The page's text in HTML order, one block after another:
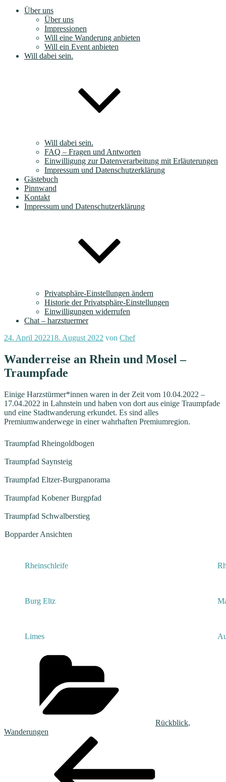
Über uns
Über uns
Impressionen
Will eine Wanderung anbieten
Will ein Event anbieten
Will dabei sein.
Will dabei sein.
FAQ – Fragen und Antworten
Einwilligung zur Datenverarbeitung mit Erläuterungen
Impressum und Datenschutzerklärung
Gästebuch
Pinnwand
Kontakt
Impressum und Datenschutzerklärung
Privatsphäre-Einstellungen ändern
Historie der Privatsphäre-Einstellungen
Einwilligungen widerrufen
Chat – harzstuermer
Veröffentlicht
24. April 202218. August 2022 von Chef
Wanderreise an Rhein und Mosel –
Traumpfade
Einige Harzstürmer*innen waren in der Zeit vom 10.04.2022 –
17.04.2022 in Lahnstein und haben von dort aus einige Traumpfade
und eine Stadtwanderung erkundet. Es sind alles
Premiumwanderwege in einer wahrhaften Premiumregion.
Traumpfad Rheingoldbogen
Traumpfad Saynsteig
Traumpfad Eltzer-Burgpanorama
Traumpfad Kobener Burgpfad
Traumpfad Schwalberstieg
Bopparder Ansichten
Rheinschleife
Burg Eltz
Limes
Rückblick,
Wanderungen
Beitragsnavigation